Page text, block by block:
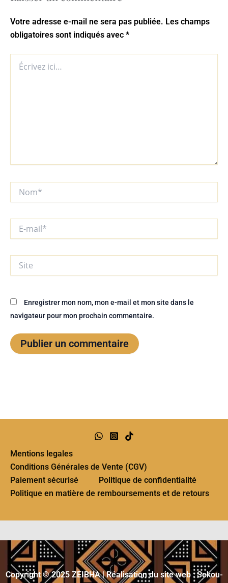
Votre adresse e-mail ne sera pas publiée. Les champs
obligatoires sont indiqués avec *
ici…
mail*
Enregistrer mon nom, mon e-mail et mon site dans le
navigateur pour mon prochain commentaire.
Mentions legales
Conditions Générales de Vente (CGV)
Paiement sécurisé
Politique de confidentialité
Politique en matière de remboursements et de retours
Copyright © 2025 ZEIBHA | Réalisation du site web : Sekou-